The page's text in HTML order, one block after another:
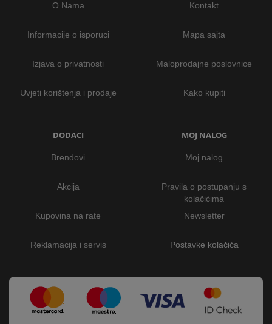
O Nama
Informacije o isporuci
Izjava o privatnosti
Uvjeti korištenja i prodaje
Kontakt
Mapa sajta
Maloprodajne poslovnice
Kako kupiti
DODACI
Brendovi
Akcija
Kupovina na rate
Reklamacija i servis
MOJ NALOG
Moj nalog
Pravila o postupanju s
kolačićima
Newsletter
Postavke kolačića